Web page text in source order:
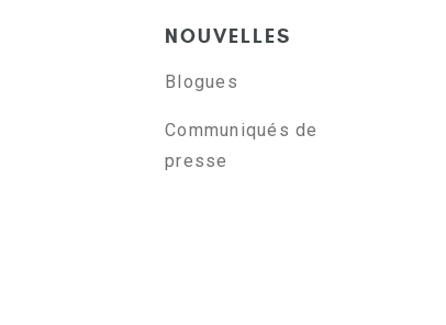
NOUVELLES
Blogues
Communiqués de
presse